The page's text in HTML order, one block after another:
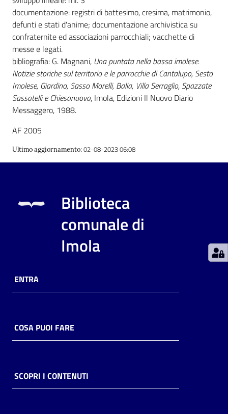
Menu selezionato
Decentrate
Patto
per
la
lettura
Seguici
su
on line
Chiedi al
Avvisi
documentazione: registri di battesimo, cresima, matrimonio,
defunti e stati d'anime; documentazione archivistica su
confraternite ed associazioni parrocchiali; vacchette di
messe e legati.
bibliografia: G. Magnani, Una puntata nella bassa imolese.
Notizie storiche sul territorio e le parrocchie di Cantalupo, Sesto
Imolese, Giardino, Sasso Morelli, Balia, Villa Serraglio, Spazzate
Sassatelli e Chiesanuova, Imola, Edizioni Il Nuovo Diario
Messaggero, 1988.
AF 2005
Ultimo aggiornamento:02-08-2023 06:08
Biblioteca
comunale di
Imola
ENTRA
COSA PUOI FARE
SCOPRI I CONTENUTI